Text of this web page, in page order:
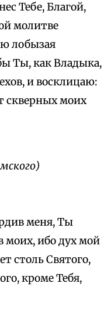
Тебе, Благой,
молитве
лобызая
Ты, как Владыка,
и восклицаю:
скверных моих
меня, Ты
моих, ибо дух мой
столь Святого,
кроме Тебя,